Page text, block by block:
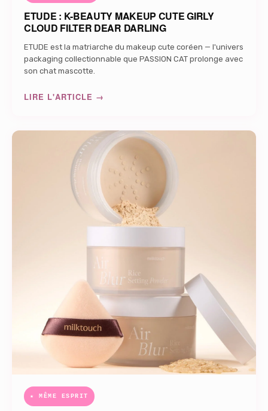
ETUDE : K-BEAUTY MAKEUP CUTE GIRLY
CLOUD FILTER DEAR DARLING
ETUDE est la matriarche du makeup cute coréen — l'univers
packaging collectionnable que PASSION CAT prolonge avec
son chat mascotte.
LIRE L'ARTICLE →
★ MÊME ESPRIT